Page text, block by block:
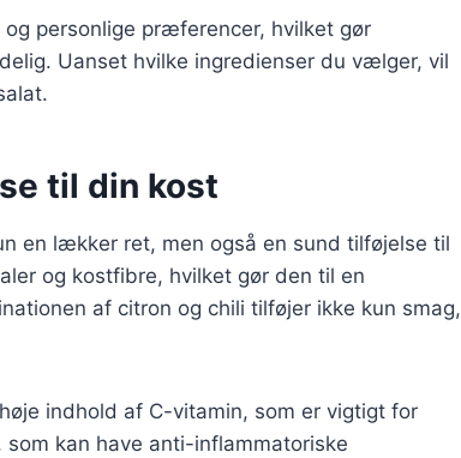
personlige præferencer, hvilket gør
Uanset hvilke ingredienser du vælger, vil
til din kost
en lækker ret, men også en sund tilføjelse til
og kostfibre, hvilket gør den til en
af citron og chili tilføjer ikke kun smag,
indhold af C-vitamin, som er vigtigt for
kan have anti-inflammatoriske